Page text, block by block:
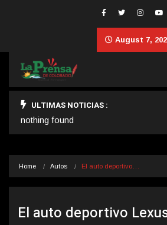
August 7,
ULTIMAS NOTICIAS :
nothing found
Home Autos El auto deportivo…
El auto deportivo